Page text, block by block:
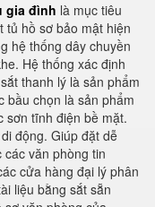
gia đình là mục tiêu
tủ hồ sơ bảo mật hiện
hệ thống dây chuyền
Hệ thống xác định
thanh lý là sản phẩm
bầu chọn là sản phẩm
sơn tĩnh điện bề mặt.
động. Giúp đặt dễ
văn phòng tin
cửa hàng đại lý phân
liệu bằng sắt sẵn